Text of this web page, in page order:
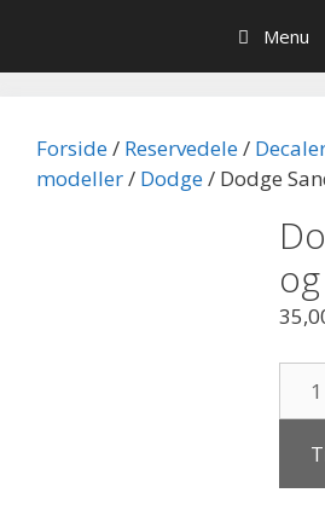
indhold
Menu
Forside/ Reservedele/
modeller/ Dodge/ Dodge
Sand
Grus